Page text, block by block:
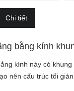
Chi tiết
bằng kính
kính này có
nên cấu trúc tối